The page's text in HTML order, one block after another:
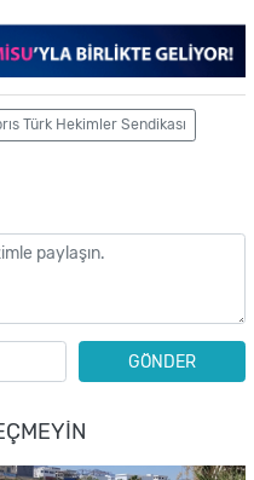
Türk Hekimler Sendikası
GÖNDER